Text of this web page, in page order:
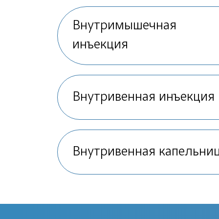
Внутримышечная
инъекция
Внутривенная инъекция
Внутривенная